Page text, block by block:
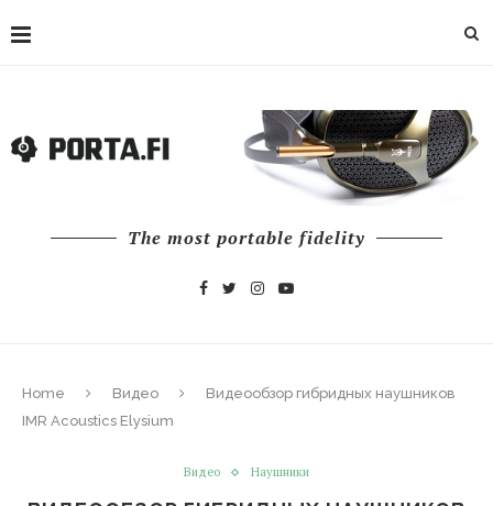
The most portable fidelity
Home Видео
Видеообзор гибридных наушников
IMR Acoustics Elysium
Видео Наушники